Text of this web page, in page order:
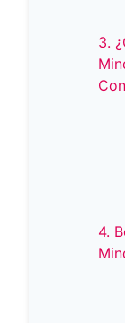
3.
4.